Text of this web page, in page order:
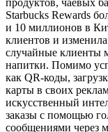
продуктов, чаевых
Starbucks Rewards
и 10 миллионов в
клиентов и
случайные клиенты
напитки. Помимо
как QR-коды,
карты в своих
искусственный
заказы с помощью
сообщениями через